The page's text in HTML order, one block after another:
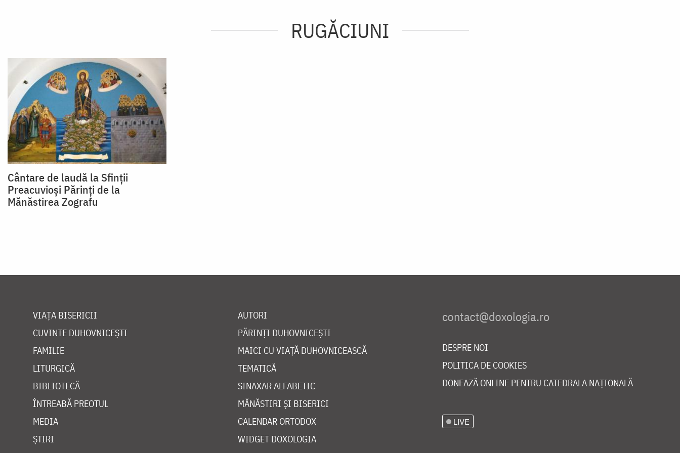
RUGĂCIUNI
Cântare de laudă la Sfinţii
Preacuvioşi Părinţi de la
Mănăstirea Zografu
VIAȚA BISERICII
CUVINTE DUHOVNICEȘTI
FAMILIE
LITURGICĂ
BIBLIOTECĂ
ÎNTREABĂ PREOTUL
MEDIA
ȘTIRI
AUTORI
PĂRINȚI DUHOVNICEȘTI
MAICI CU VIAȚĂ DUHOVNICEASCĂ
TEMATICĂ
SINAXAR ALFABETIC
MĂNĂSTIRI ȘI BISERICI
CALENDAR ORTODOX
WIDGET DOXOLOGIA
DESPRE NOI
POLITICA DE COOKIES
DONEAZĂ ONLINE PENTRU CATEDRALA NAȚIONALĂ
LIVE